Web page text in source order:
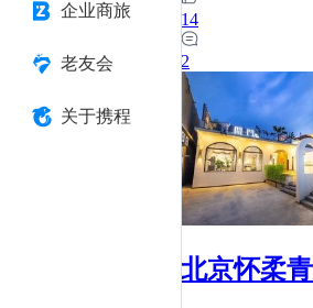
企业商旅
老友会
关于携程
14
2
北京怀柔